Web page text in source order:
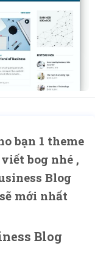
bạn 1 theme
bog nhé ,
Blog
mới nhất
Blog